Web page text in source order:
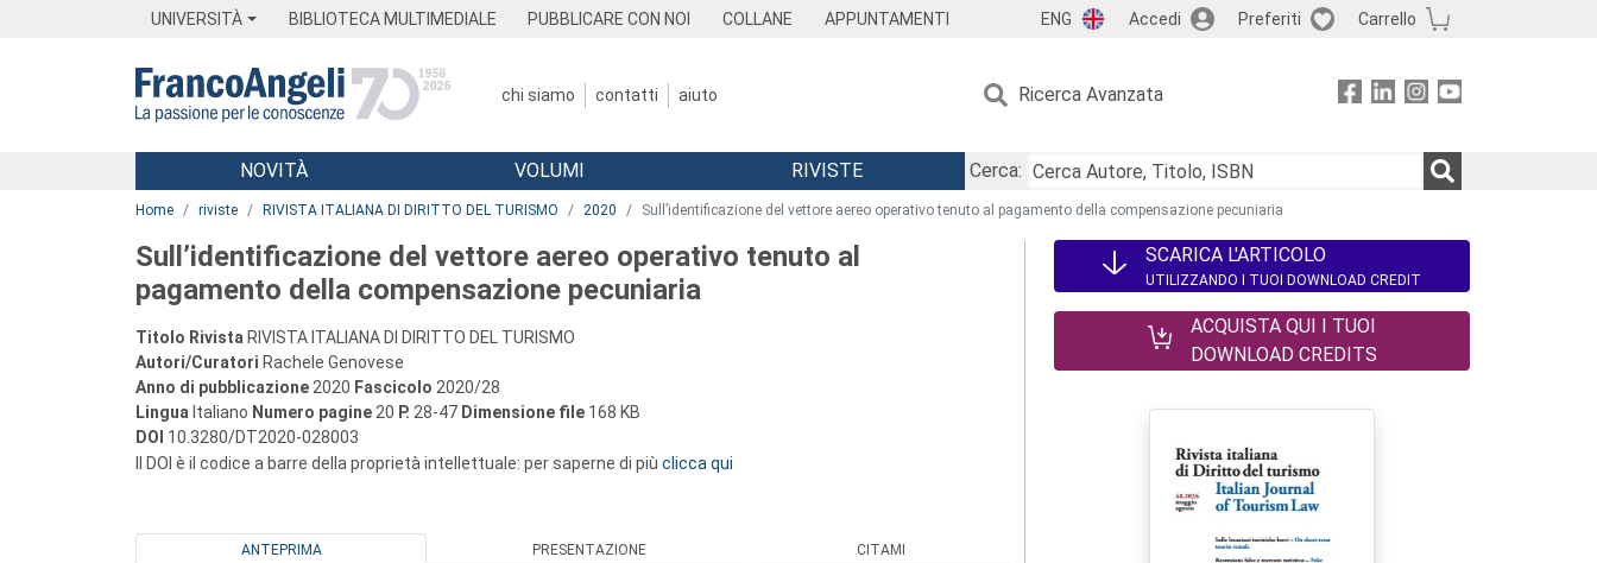
UNIVERSITÀ BIBLIOTECA MULTIMEDIALE PUBBLICARE CON NOI COLLANE APPUNTAMENTI ENG Accedi Preferiti Carrello
chi siamo contatti aiuto Ricerca Avanzata
Menu
NOVITÀ VOLUMI RIVISTE
Cerca:
Home riviste RIVISTA ITALIANA DI DIRITTO DEL TURISMO 2020 Sull’identificazione del vettore aereo operativo tenuto al pagamento della compensazione pecuniaria
Sull’identificazione del vettore aereo operativo tenuto al
pagamento della compensazione pecuniaria
Titolo Rivista RIVISTA ITALIANA DI DIRITTO DEL TURISMO
Autori/Curatori Rachele Genovese
Anno di pubblicazione 2020 Fascicolo 2020/28
Lingua Italiano Numero pagine 20 P. 28-47 Dimensione file 168 KB
DOI 10.3280/DT2020-028003
Il DOI è il codice a barre della proprietà intellettuale: per saperne di più clicca qui
ANTEPRIMA PRESENTAZIONE CITAMI
SCARICA L'ARTICOLO
UTILIZZANDO I TUOI DOWNLOAD CREDIT
ACQUISTA QUI I TUOI
DOWNLOAD CREDITS